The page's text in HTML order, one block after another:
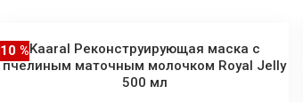
Kaaral Реконструирующая маска с
пчелиным маточным молочком Royal Jelly
500 мл
10 %